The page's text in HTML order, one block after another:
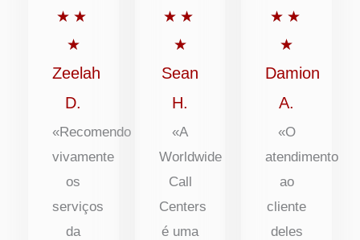
★ ★
★
com
5
de
Zeelah
D.
«Recomendo
vivamente
os
serviços
da
★ ★
★
com
5
de
Sean
H.
«A
Worldwide
Call
Centers
é uma
★ ★
★
com
de
Damion
A.
«O
atendimento
ao
cliente
deles